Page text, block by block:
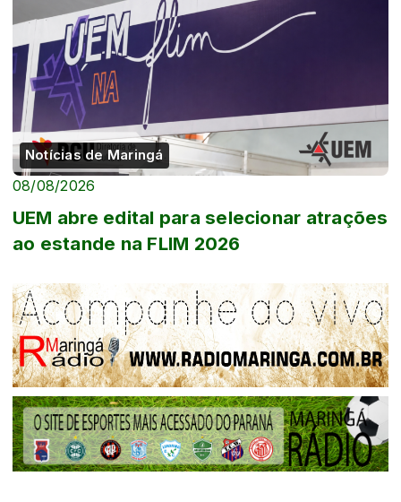
Notícias de Maringá
08/08/2026
UEM abre edital para selecionar atrações
ao estande na FLIM 2026